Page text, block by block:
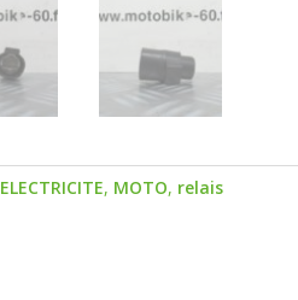
ELECTRICITE, MOTO, relais